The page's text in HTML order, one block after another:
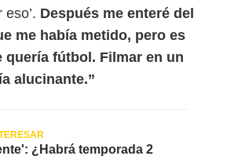
Después me enteré del
me había metido, pero es
quería fútbol. Filmar en un
alucinante.”
¿Habrá temporada 2